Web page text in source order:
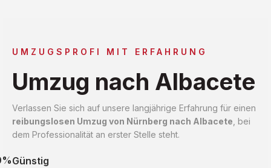
UMZUGSPROFI MIT ERFAHRUNG
Umzug nach Albacete
Verlassen Sie sich auf unsere langjährige Erfahrung für einen
reibungslosen Umzug von Nürnberg nach Albacete , bei
dem Professionalität an erster Stelle steht.
Günstig